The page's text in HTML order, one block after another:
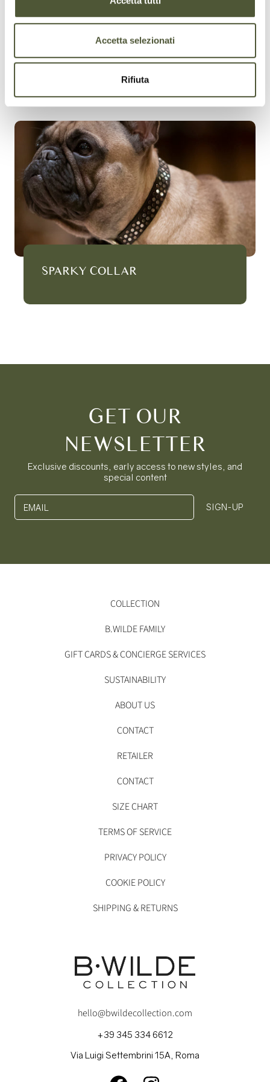
Accetta selezionati
Rifiuta
ADJUSTABILITY
SPARKY COLLAR
GET OUR
NEWSLETTER
Exclusive discounts, early access to new styles, and
special content
EMAIL SIGN-UP
COLLECTION
B.WILDE FAMILY
GIFT CARDS & CONCIERGE SERVICES
SUSTAINABILITY
ABOUT US
CONTACT
RETAILER
CONTACT
SIZE CHART
TERMS OF SERVICE
PRIVACY POLICY
COOKIE POLICY
SHIPPING & RETURNS
hello@bwildecollection.com
+39 345 334 6612
Via Luigi Settembrini 15A, Roma